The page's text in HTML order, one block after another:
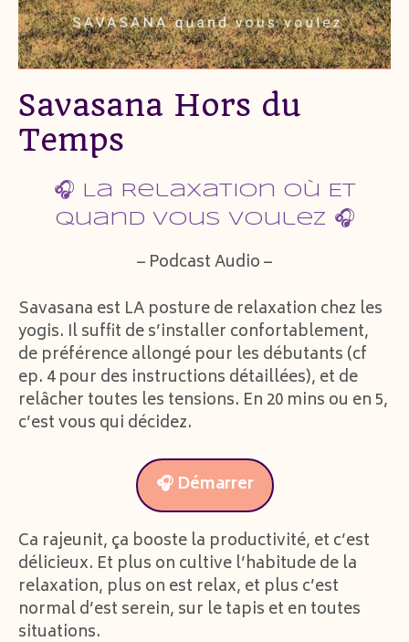
Savasana Hors du
Temps
🎧 La Relaxation Où Et
Quand Vous Voulez 🎧
– Podcast Audio –
Savasana est LA posture de relaxation chez les
yogis. Il suffit de s’installer confortablement,
de préférence allongé pour les débutants (cf
ep. 4 pour des instructions détaillées), et de
relâcher toutes les tensions. En 20 mins ou en 5,
c’est vous qui décidez.
🎧 Démarrer
Ca rajeunit, ça booste la productivité, et c’est
délicieux. Et plus on cultive l’habitude de la
relaxation, plus on est relax, et plus c’est
normal d’est serein, sur le tapis et en toutes
situations.